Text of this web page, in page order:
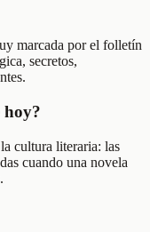
marcada por el folletín
secretos,
hoy?
cultura literaria: las
cuando una novela